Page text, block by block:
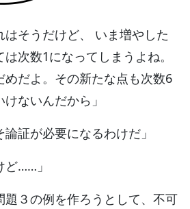
はそうだけど、 いま増やした
次数1になってしまうよね。
めだよ。その新たな点も次数6
ないんだから」
論証が必要になるわけだ」
ど……」
題３の例を作ろうとして、不可